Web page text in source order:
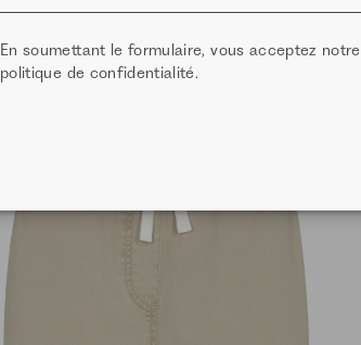
En soumettant le formulaire, vous acceptez notre
politique de confidentialité.